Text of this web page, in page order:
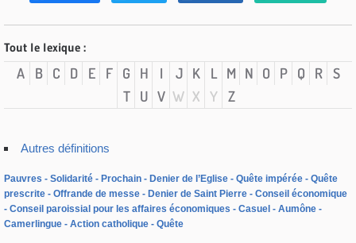
Tout le lexique :
A B C D E F G H I J K L M N O P Q R S
T
U V W X Y Z
Autres définitions
Pauvres Solidarité Prochain Denier de l’Eglise Quête impérée
Quête
prescrite
Offrande de messe Denier de Saint Pierre
Conseil économique
Conseil paroissial pour les affaires économiques
Casuel
Aumône
Camerlingue
Action catholique Quête